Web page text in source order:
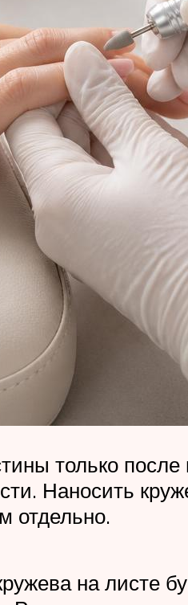
только
Наносить
отдельно.
на листе